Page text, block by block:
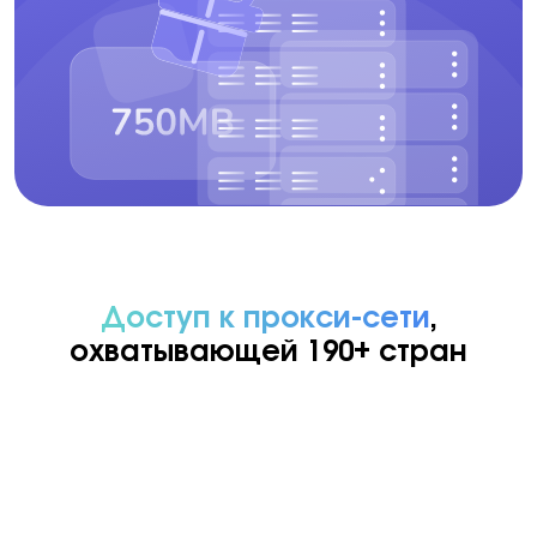
Доступ к прокси-сети,
охватывающей 190+ стран